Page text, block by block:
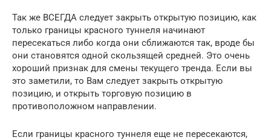
Так же ВСЕГДА следует закрыть открытую позицию, как
только границы красного туннеля начинают
пересекаться либо когда они сближаются так, вроде бы
они становятся одной скользящей средней. Это очень
хороший признак для смены текущего тренда. Если вы
это заметили, то Вам следует закрыть открытую
позицию, и открыть торговую позицию в
противоположном направлении.
Если границы красного туннеля еще не пересекаются,